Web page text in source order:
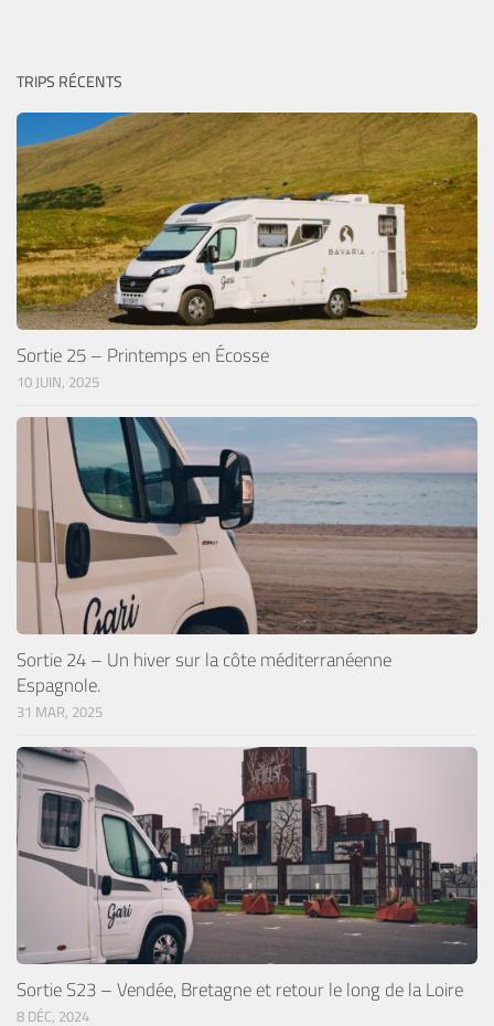
TRIPS RÉCENTS
Sortie 25 – Printemps en Écosse
10 JUIN, 2025
Sortie 24 – Un hiver sur la côte méditerranéenne
Espagnole.
31 MAR, 2025
Sortie S23 – Vendée, Bretagne et retour le long de la Loire
8 DÉC, 2024